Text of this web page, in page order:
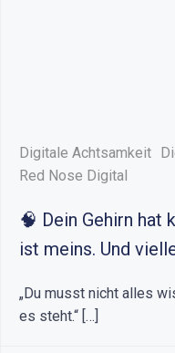
Digitale Achtsamkeit
Red Nose Digital
🧠 Dein Gehirn hat
ist meins. Und
„Du musst nicht alles
es steht.“ […]